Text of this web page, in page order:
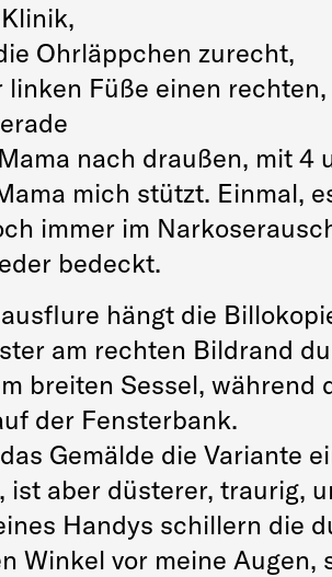
Ohrläppchen zurecht,
Füße einen rechten,
nach draußen, mit
mich stützt. Einmal,
immer im
bedeckt.
hängt die
am rechten Bildrand
breiten Sessel,
der Fensterbank.
Gemälde die Variante
ist aber düsterer, traurig,
Handys schillern die
Winkel vor meine